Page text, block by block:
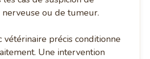
nerveuse ou de tumeur.
vétérinaire précis conditionne
Une intervention